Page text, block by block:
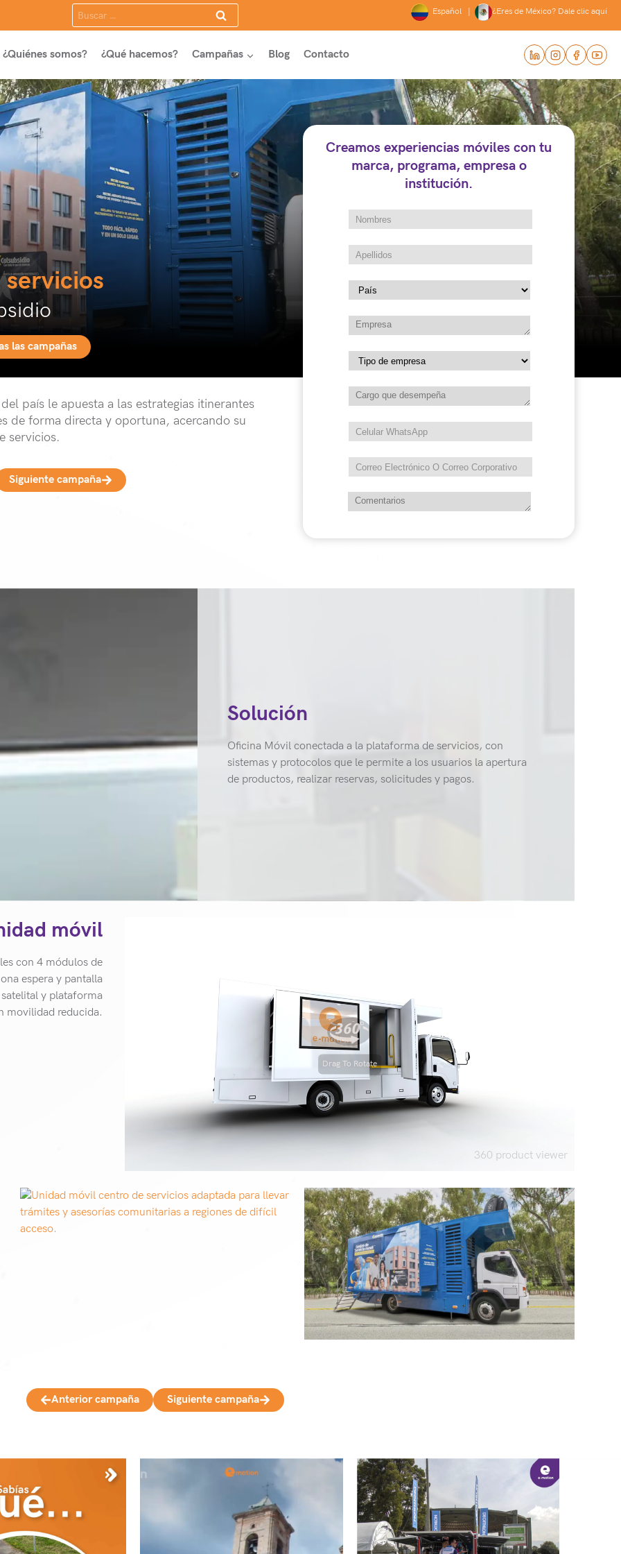
Buscar: Español | ¿Eres de México? Dale clic aquí
¿Quiénes somos? ¿Qué hacemos? Campañas Blog Contacto
las campañas
país le apuesta a las estrategias itinerantes
de forma directa y oportuna, acercando su
servicios.
Siguiente campaña
Creamos experiencias móviles con tu
marca, programa, empresa o
institución.
Solución
Oficina Móvil conectada a la plataforma de servicios, con
sistemas y protocolos que le permite a los usuarios la apertura
de productos, realizar reservas, solicitudes y pagos.
móvil
con 4 módulos de
espera y pantalla
y plataforma
movilidad reducida.
360 product viewer
Drag To Rotate
Anterior campaña Siguiente campaña